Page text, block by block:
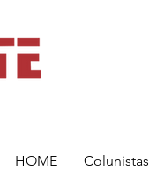
HOME Colunistas